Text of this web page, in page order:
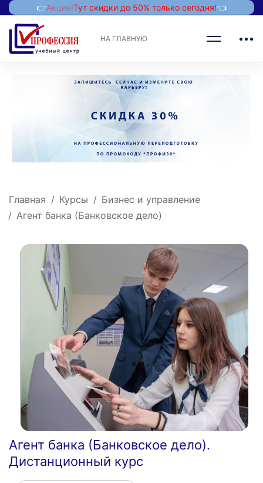
👉Акция!Тут скидки до 50% только сегодня!👈
НА ГЛАВНУЮ
Главная Курсы
Бизнес и управление
Агент банка (Банковское дело)
Агент банка (Банковское дело).
Дистанционный курс